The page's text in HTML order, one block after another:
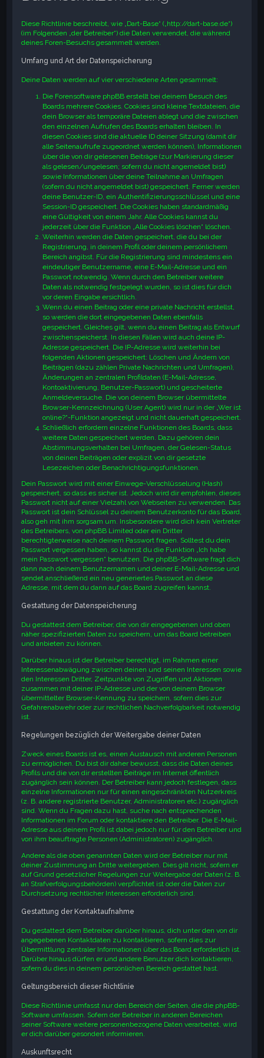
Diese Richtlinie beschreibt, wie „Dart-Base“ („http://dart-base.de“)
(im Folgenden „der Betreiber“) die Daten verwendet, die während
deines Foren-Besuchs gesammelt werden.
Umfang und Art der Datenspeicherung
Deine Daten werden auf vier verschiedene Arten gesammelt:
Die Forensoftware phpBB erstellt bei deinem Besuch des
Boards mehrere Cookies. Cookies sind kleine Textdateien, die
dein Browser als temporäre Dateien ablegt und die zwischen
den einzelnen Aufrufen des Boards erhalten bleiben. In
diesen Cookies sind die aktuelle ID deiner Sitzung (damit dir
alle Seitenaufrufe zugeordnet werden können), Informationen
über die von dir gelesenen Beiträge (zur Markierung dieser
als gelesen/ungelesen; sofern du nicht angemeldet bist)
sowie Informationen über deine Teilnahme an Umfragen
(sofern du nicht angemeldet bist) gespeichert. Ferner werden
deine Benutzer-ID, ein Authentifizierungsschlüssel und eine
Session-ID gespeichert. Die Cookies haben standardmäßig
eine Gültigkeit von einem Jahr. Alle Cookies kannst du
jederzeit über die Funktion „Alle Cookies löschen“ löschen.
Weiterhin werden die Daten gespeichert, die du bei der
Registrierung, in deinem Profil oder deinem persönlichem
Bereich angibst. Für die Registrierung sind mindestens ein
eindeutiger Benutzername, eine E-Mail-Adresse und ein
Passwort notwendig. Wenn durch den Betreiber weitere
Daten als notwendig festgelegt wurden, so ist dies für dich
vor deren Eingabe ersichtlich.
Wenn du einen Beitrag oder eine private Nachricht erstellst,
so werden die dort eingegebenen Daten ebenfalls
gespeichert. Gleiches gilt, wenn du einen Beitrag als Entwurf
zwischenspeicherst. In diesen Fällen wird auch deine IP-
Adresse gespeichert. Die IP-Adresse wird weiterhin bei
folgenden Aktionen gespeichert: Löschen und Ändern von
Beiträgen (dazu zählen Private Nachrichten und Umfragen),
Änderungen an zentralen Profildaten (E-Mail-Adresse,
Kontoaktivierung, Benutzer-Passwort) und gescheiterte
Anmeldeversuche. Die von deinem Browser übermittelte
Browser-Kennzeichnung (User Agent) wird nur in der „Wer ist
online?“-Funktion angezeigt und nicht dauerhaft gespeichert.
Schließlich erfordern einzelne Funktionen des Boards, dass
weitere Daten gespeichert werden. Dazu gehören dein
Abstimmungsverhalten bei Umfragen, der Gelesen-Status
von deinen Beiträgen oder explizit von dir gesetzte
Lesezeichen oder Benachrichtigungsfunktionen.
Dein Passwort wird mit einer Einwege-Verschlüsselung (Hash)
gespeichert, so dass es sicher ist. Jedoch wird dir empfohlen, dieses
Passwort nicht auf einer Vielzahl von Webseiten zu verwenden. Das
Passwort ist dein Schlüssel zu deinem Benutzerkonto für das Board,
also geh mit ihm sorgsam um. Insbesondere wird dich kein Vertreter
des Betreibers, von phpBB Limited oder ein Dritter
berechtigterweise nach deinem Passwort fragen. Solltest du dein
Passwort vergessen haben, so kannst du die Funktion „Ich habe
mein Passwort vergessen“ benutzen. Die phpBB-Software fragt dich
dann nach deinem Benutzernamen und deiner E-Mail-Adresse und
sendet anschließend ein neu generiertes Passwort an diese
Adresse, mit dem du dann auf das Board zugreifen kannst.
Gestattung der Datenspeicherung
Du gestattest dem Betreiber, die von dir eingegebenen und oben
näher spezifizierten Daten zu speichern, um das Board betreiben
und anbieten zu können.
Darüber hinaus ist der Betreiber berechtigt, im Rahmen einer
Interessenabwägung zwischen deinen und seinen Interessen sowie
den Interessen Dritter, Zeitpunkte von Zugriffen und Aktionen
zusammen mit deiner IP-Adresse und der von deinem Browser
übermittelter Browser-Kennung zu speichern, sofern dies zur
Gefahrenabwehr oder zur rechtlichen Nachverfolgbarkeit notwendig
ist.
Regelungen bezüglich der Weitergabe deiner Daten
Zweck eines Boards ist es, einen Austausch mit anderen Personen
zu ermöglichen. Du bist dir daher bewusst, dass die Daten deines
Profils und die von dir erstellten Beiträge im Internet öffentlich
zugänglich sein können. Der Betreiber kann jedoch festlegen, dass
einzelne Informationen nur für einen eingeschränkten Nutzerkreis
(z. B. andere registrierte Benutzer, Administratoren etc.) zugänglich
sind. Wenn du Fragen dazu hast, suche nach entsprechenden
Informationen im Forum oder kontaktiere den Betreiber. Die E-Mail-
Adresse aus deinem Profil ist dabei jedoch nur für den Betreiber und
von ihm beauftragte Personen (Administratoren) zugänglich.
Andere als die oben genannten Daten wird der Betreiber nur mit
deiner Zustimmung an Dritte weitergeben. Dies gilt nicht, sofern er
auf Grund gesetzlicher Regelungen zur Weitergabe der Daten (z. B.
an Strafverfolgungsbehörden) verpflichtet ist oder die Daten zur
Durchsetzung rechtlicher Interessen erforderlich sind.
Gestattung der Kontaktaufnahme
Du gestattest dem Betreiber darüber hinaus, dich unter den von dir
angegebenen Kontaktdaten zu kontaktieren, sofern dies zur
Übermittlung zentraler Informationen über das Board erforderlich ist.
Darüber hinaus dürfen er und andere Benutzer dich kontaktieren,
sofern du dies in deinem persönlichen Bereich gestattet hast.
Geltungsbereich dieser Richtlinie
Diese Richtlinie umfasst nur den Bereich der Seiten, die die phpBB-
Software umfassen. Sofern der Betreiber in anderen Bereichen
seiner Software weitere personenbezogene Daten verarbeitet, wird
er dich darüber gesondert informieren.
Auskunftsrecht